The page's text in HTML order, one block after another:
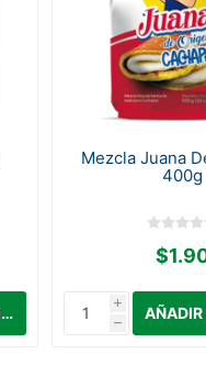
Mezcla Juana
400g
i
h